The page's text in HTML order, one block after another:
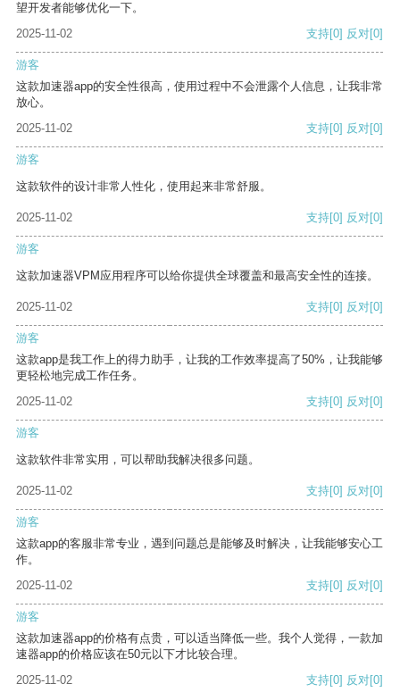
望开发者能够优化一下。
2025-11-02
支持[0] 反对[0]
游客
这款加速器app的安全性很高，使用过程中不会泄露个人信息，让我非常
放心。
2025-11-02
支持[0] 反对[0]
游客
这款软件的设计非常人性化，使用起来非常舒服。
2025-11-02 支持[0] 反对[0]
游客
这款加速器VPM应用程序可以给你提供全球覆盖和最高安全性的连接。
2025-11-02 支持[0] 反对[0]
游客
这款app是我工作上的得力助手，让我的工作效率提高了50%，让我能够
更轻松地完成工作任务。
2025-11-02
支持[0] 反对[0]
游客
这款软件非常实用，可以帮助我解决很多问题。
2025-11-02 支持[0] 反对[0]
游客
这款app的客服非常专业，遇到问题总是能够及时解决，让我能够安心工
作。
2025-11-02
支持[0] 反对[0]
游客
这款加速器app的价格有点贵，可以适当降低一些。我个人觉得，一款加
速器app的价格应该在50元以下才比较合理。
2025-11-02
支持[0] 反对[0]